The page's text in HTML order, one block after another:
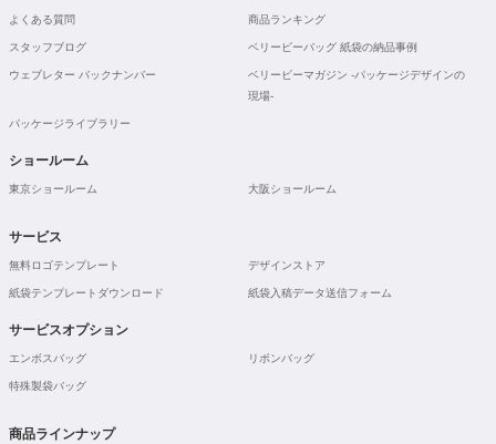
よくある質問 商品ランキング
スタッフブログ ベリービーバッグ 紙袋の納品事例
ウェブレター バックナンバー
ベリービーマガジン -パッケージデザインの
現場-
パッケージライブラリー
ショールーム
東京ショールーム 大阪ショールーム
サービス
無料ロゴテンプレート デザインストア
紙袋テンプレートダウンロード 紙袋入稿データ送信フォーム
サービスオプション
エンボスバッグ リボンバッグ
特殊製袋バッグ
商品ラインナップ